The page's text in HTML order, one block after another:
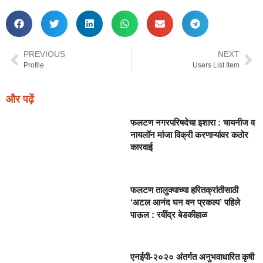
PREVIOUS
Profile
NEXT
Users List Item
और पढ़ें
फलटण नगरपरिषदेचा इशारा : चायनीज व
नायलॉन मांजा विक्री करणाऱ्यांवर कठोर
कारवाई
फलटण तालुक्याच्या हरितक्रांतीसाठी
‘अटल आनंद घन वन प्रकल्प’ पहिले
पाऊल : रवींद्र बेडकीहाळ
एनईपी-२०२० अंतर्गत अनुभवाधारित कृषी